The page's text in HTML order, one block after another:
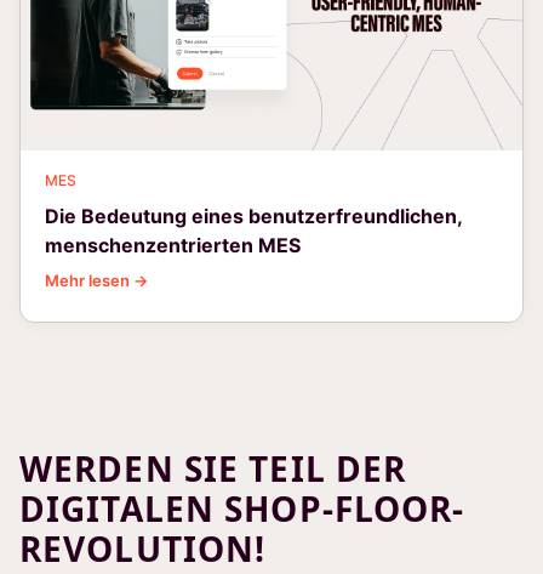
MES
Die Bedeutung eines benutzerfreundlichen,
menschenzentrierten MES
Mehr lesen →
WERDEN SIE TEIL DER
DIGITALEN SHOP-FLOOR-
REVOLUTION!